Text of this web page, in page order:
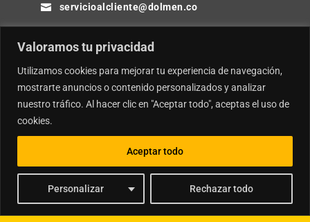
Valoramos tu privacidad
Utilizamos cookies para mejorar tu experiencia de navegación,
mostrarte anuncios o contenido personalizados y analizar
nuestro tráfico. Al hacer clic en "Aceptar todo", aceptas el uso de
cookies.
Personalizar Rechazar todo
Aceptar todo
 servicioalcliente@dolmen.co
Cra 64B No. 85-80 Barranquilla - Colombia
© Copyright
Política de Seguridad de la Información e Inteligencia Artificial